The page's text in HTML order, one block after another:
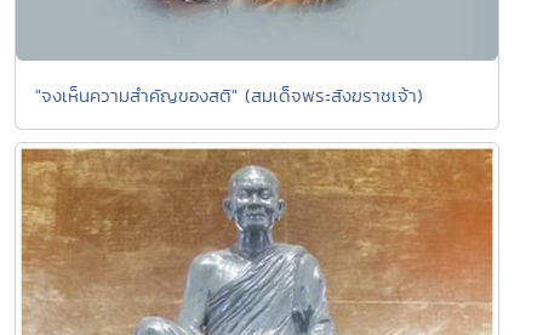
"จงเห็นความสำคัญของสติ" (สมเด็จพระสังฆราชเจ้า)